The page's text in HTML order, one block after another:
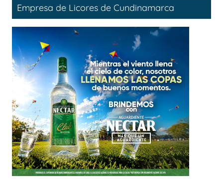
Empresa de Licores de Cundinamarca